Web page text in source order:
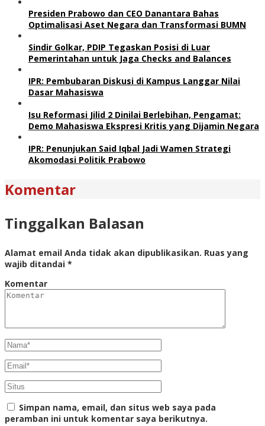
Presiden Prabowo dan CEO Danantara Bahas
Optimalisasi Aset Negara dan Transformasi BUMN
Sindir Golkar, PDIP Tegaskan Posisi di Luar
Pemerintahan untuk Jaga Checks and Balances
IPR: Pembubaran Diskusi di Kampus Langgar Nilai
Dasar Mahasiswa
Isu Reformasi Jilid 2 Dinilai Berlebihan, Pengamat:
Demo Mahasiswa Ekspresi Kritis yang Dijamin Negara
IPR: Penunjukan Said Iqbal Jadi Wamen Strategi
Akomodasi Politik Prabowo
Komentar
Tinggalkan Balasan
Alamat email Anda tidak akan dipublikasikan. Ruas yang
wajib ditandai *
Komentar
Simpan nama, email, dan situs web saya pada
peramban ini untuk komentar saya berikutnya.